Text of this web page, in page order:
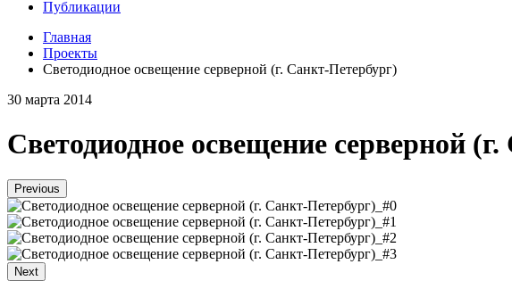
Публикации
Главная
Проекты
Светодиодное освещение серверной (г. Санкт-Петербург)
30 марта 2014
Светодиодное освещение серверной
Previous
Next